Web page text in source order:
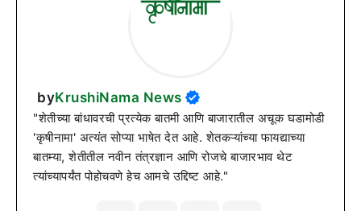
byKrushiNama News
"शेतीच्या बांधावरची प्रत्येक बातमी आणि बाजारातील अचूक घडामोडी
'कृषीनामा' अत्यंत सोप्या भाषेत देत आहे. शेतकऱ्यांच्या फायद्याच्या
बातम्या, शेतीतील नवीन तंत्रज्ञान आणि रोजचे बाजारभाव थेट
त्यांच्यापर्यंत पोहोचवणे हेच आमचे उद्दिष्ट आहे."